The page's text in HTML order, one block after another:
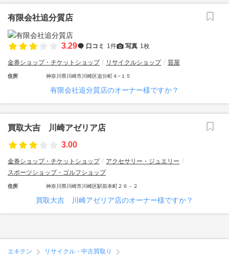
有限会社追分質店
3.29 口コミ 1件 写真 1枚
金券ショップ・チケットショップ リサイクルショップ 質屋
住所 神奈川県川崎市川崎区追分町４−１５
有限会社追分質店のオーナー様ですか？
買取大吉 川崎アゼリア店
3.00
金券ショップ・チケットショップ
アクセサリー・ジュエリー
スポーツショップ・ゴルフショップ
住所 神奈川県川崎市川崎区駅前本町２６－２
買取大吉 川崎アゼリア店のオーナー様ですか？
エキテン
リサイクル・中古買取り